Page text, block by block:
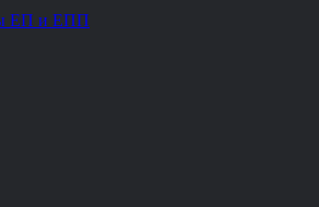
ЕП и ЕПП